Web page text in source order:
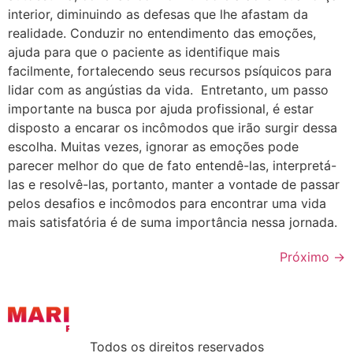
interior, diminuindo as defesas que lhe afastam da
realidade. Conduzir no entendimento das emoções,
ajuda para que o paciente as identifique mais
facilmente, fortalecendo seus recursos psíquicos para
lidar com as angústias da vida. Entretanto, um passo
importante na busca por ajuda profissional, é estar
disposto a encarar os incômodos que irão surgir dessa
escolha. Muitas vezes, ignorar as emoções pode
parecer melhor do que de fato entendê-las, interpretá-
las e resolvê-las, portanto, manter a vontade de passar
pelos desafios e incômodos para encontrar uma vida
mais satisfatória é de suma importância nessa jornada.
Próximo →
Todos os direitos reservados